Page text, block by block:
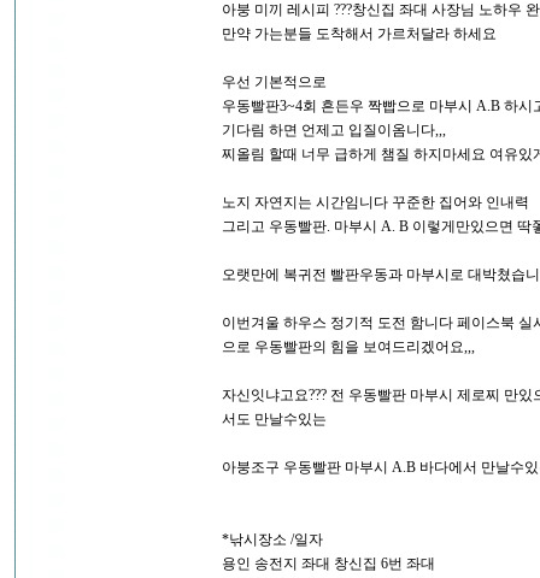
아붕 미끼 레시피 ???창신집 좌대 사장님 노하우
만약 가는분들 도착해서 가르처달라 하세요
우선 기본적으로
우동빨판3~4회 흔든우 짝빱으로 마부시 A.B 하시
기다림 하면 언제고 입질이옴니다,,,
찌올림 할때 너무 급하게 챔질 하지마세요 여유있
노지 자연지는 시간임니다 꾸준한 집어와 인내력
그리고 우동빨판. 마부시 A. B 이렇게만있으면 딱
오랫만에 복귀전 빨판우동과 마부시로 대박쳤습
이번겨울 하우스 정기적 도전 함니다 페이스북 실
으로 우동빨판의 힘을 보여드리겠어요,,,
자신잇냐고요??? 전 우동빨판 마부시 제로찌 만
서도 만날수있는
아붕조구 우동빨판 마부시 A.B 바다에서 만날수
*낚시장소 /일자
용인 송전지 좌대 창신집 6번 좌대